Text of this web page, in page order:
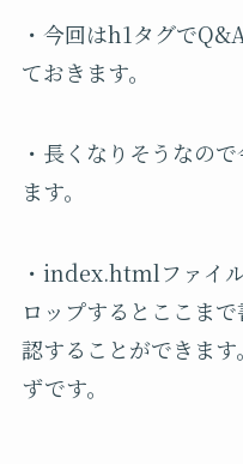
・今回はh1タグで
ておきます。
・長くなりそうなの
ます。
・ index.htmlファイ
ロップするとここま
認することができます
ずです。